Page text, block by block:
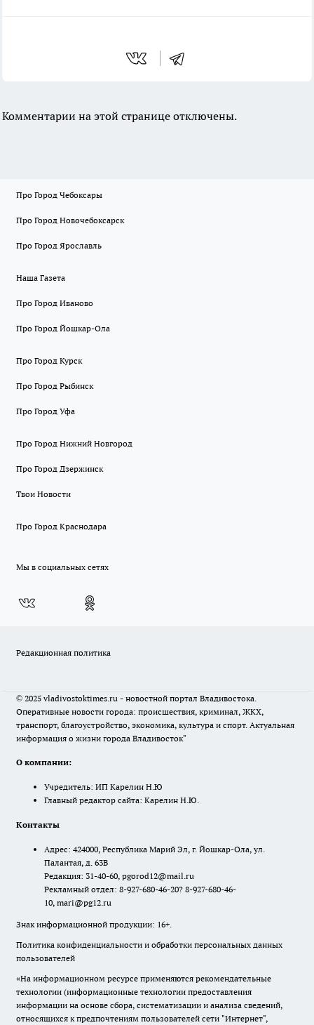
Комментарии на этой странице отключены.
Про Город Чебоксары
Про Город Новочебоксарск
Про Город Ярославль
Наша Газета
Про Город Иваново
Про Город Йошкар-Ола
Про Город Курск
Про Город Рыбинск
Про Город Уфа
Про Город Нижний Новгород
Про Город Дзержинск
Твои Новости
Про Город Краснодара
Мы в социальных сетях
Редакционная политика
© 2025 vladivostoktimes.ru - новостной портал Владивостока.
Оперативные новости города: происшествия, криминал, ЖКХ,
транспорт, благоустройство, экономика, культура и спорт. Актуальная
информация о жизни города Владивосток"
О компании:
Учредитель: ИП Карелин Н.Ю
Главный редактор сайта: Карелин Н.Ю.
Контакты
Адрес: 424000, Республика Марий Эл, г. Йошкар-Ола, ул.
Палантая, д. 63В
Редакция: 31-40-60, pgorod12@mail.ru
Рекламный отдел: 8-927-680-46-20? 8-927-680-46-
10, mari@pg12.ru
Знак информационной продукции: 16+.
Политика конфиденциальности и обработки персональных данных
пользователей
«На информационном ресурсе применяются рекомендательные
технологии (информационные технологии предоставления
информации на основе сбора, систематизации и анализа сведений,
относящихся к предпочтениям пользователей сети "Интернет",